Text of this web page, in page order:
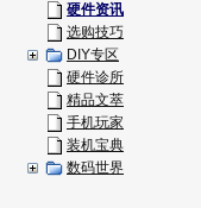
硬件资讯
选购技巧
DIY专区
硬件诊所
精品文萃
手机玩家
装机宝典
数码世界